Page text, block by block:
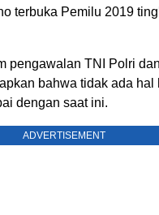
terbuka Pemilu 2019
pengawalan TNI Polri
bahwa tidak ada hal
dengan saat ini.
ADVERTISEMENT